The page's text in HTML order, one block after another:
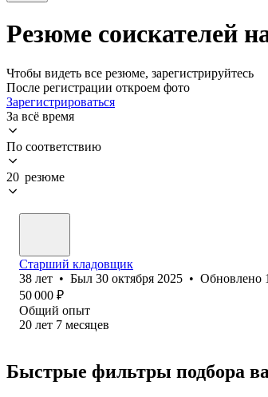
Резюме соискателей
Чтобы видеть все резюме, зарегистрируйтесь
После регистрации откроем фото
Зарегистрироваться
За всё время
По соответствию
20 резюме
Старший кладовщик
38 лет • Был 30 октября 2025 • Обновлено
50 000 ₽
Общий опыт
20 лет 7 месяцев
Быстрые фильтры подбора